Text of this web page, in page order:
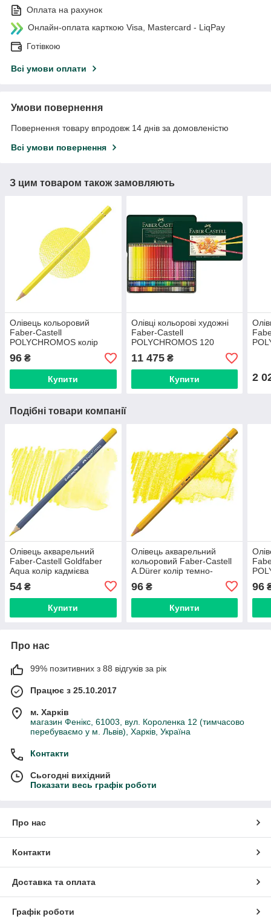
Оплата на рахунок
Онлайн-оплата карткою Visa, Mastercard - LiqPay
Готівкою
Всі умови оплати
Умови повернення
Повернення товару впродовж 14 днів за домовленістю
Всі умови повернення
З цим товаром також замовляють
Олівець кольоровий
Faber-Castell
POLYCHROMOS колір
світло-жовта глазур №104
(Light Yellow Glaze),
110104
96 ₴
Купити
Олівці кольорові художні
Faber-Castell
POLYCHROMOS 120
кольорів в металевій
коробці, 110011
11 475₴
Купити 2
Подібні товари компанії
Олівець акварельний
Faber-Castell Goldfaber
Aqua колір кадмієва
жовтизна No107 (cadmium
yellow), 114607
54 ₴
Купити
Олівець акварельний
кольоровий Faber-Castell
A.Dürer колір темно-
кадмієва жовтизна (Dark
Cadmium Yellow) № 108
96₴
Купити
96
Про нас
99% позитивних з 88 відгуків за рік
Працює з 25.10.2017
м. Харків
магазин Фенікс, 61003, вул. Короленка 12 (тимчасово
перебуваємо у м. Львів), Харків, Україна
Контакти
Сьогодні вихідний
Показати весь графік роботи
Про нас
Контакти
Доставка та оплата
Графік роботи